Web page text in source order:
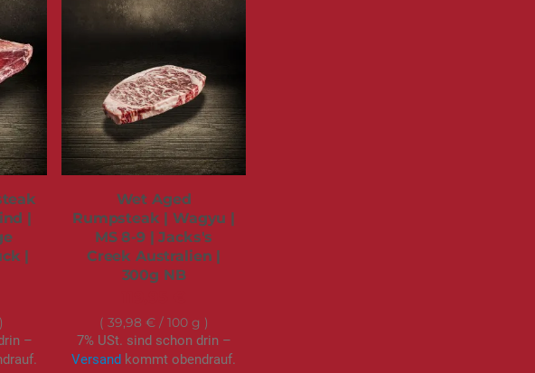
|
|
–
Wet Aged
Rumpsteak | Wagyu |
MS 8-9 | Jacks's
Creek Australien |
300g NB
39,98 €/ 100 g
7% USt. sind schon drin –
Versand kommt obendrauf.